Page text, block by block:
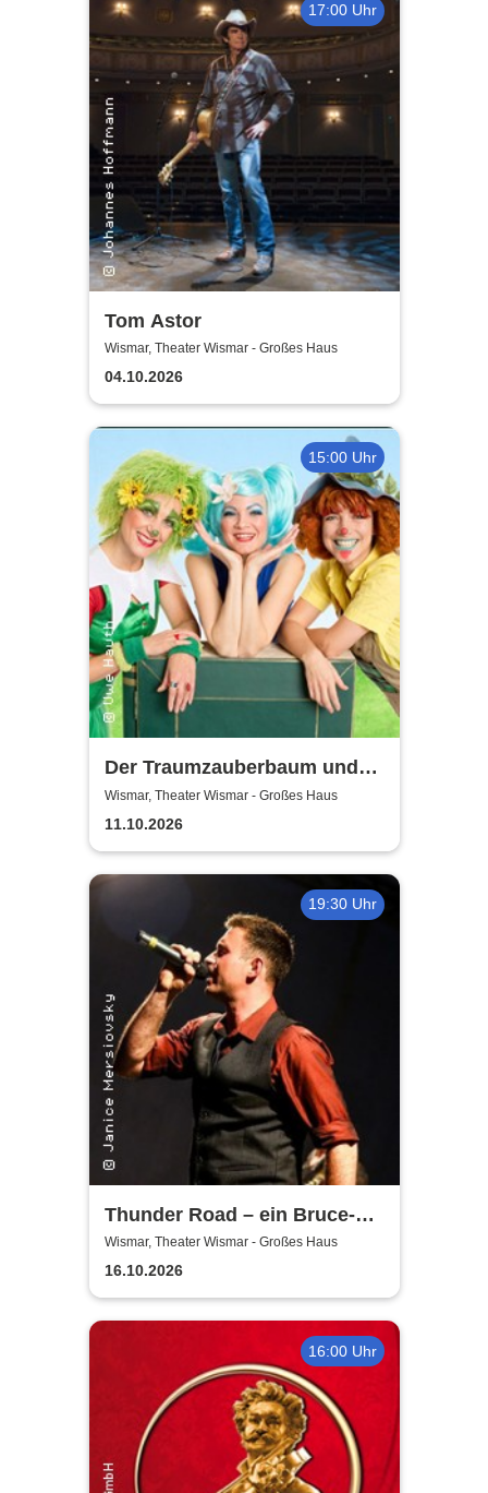
17:00 Uhr
Tom Astor
Wismar, Theater Wismar - Großes Haus
04.10.2026
15:00 Uhr
Der Traumzauberbaum und
das blaue Ypsilon
Wismar, Theater Wismar - Großes Haus
11.10.2026
19:30 Uhr
Thunder Road – ein Bruce-
Springsteen-Abend mit Daniel
Schmidgunst
Wismar, Theater Wismar - Großes Haus
16.10.2026
16:00 Uhr